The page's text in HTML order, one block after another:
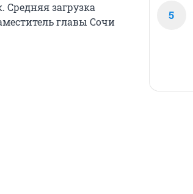
Средняя загрузка
главы Сочи
5